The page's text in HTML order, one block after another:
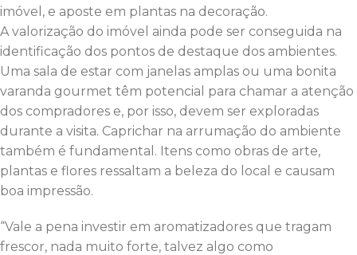
imóvel, e aposte em plantas na decoração.
A valorização do imóvel ainda pode ser conseguida na
identificação dos pontos de destaque dos ambientes.
Uma sala de estar com janelas amplas ou uma bonita
varanda gourmet têm potencial para chamar a atenção
dos compradores e, por isso, devem ser exploradas
durante a visita. Caprichar na arrumação do ambiente
também é fundamental. Itens como obras de arte,
plantas e flores ressaltam a beleza do local e causam
boa impressão.
“Vale a pena investir em aromatizadores que tragam
frescor, nada muito forte, talvez algo como